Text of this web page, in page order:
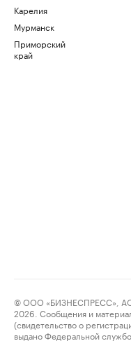
Карелия
Мурманск
Приморский
край
© ООО «БИЗНЕСПРЕСС»,
2026. Сообщения и
(свидетельство о
выдано Федеральной